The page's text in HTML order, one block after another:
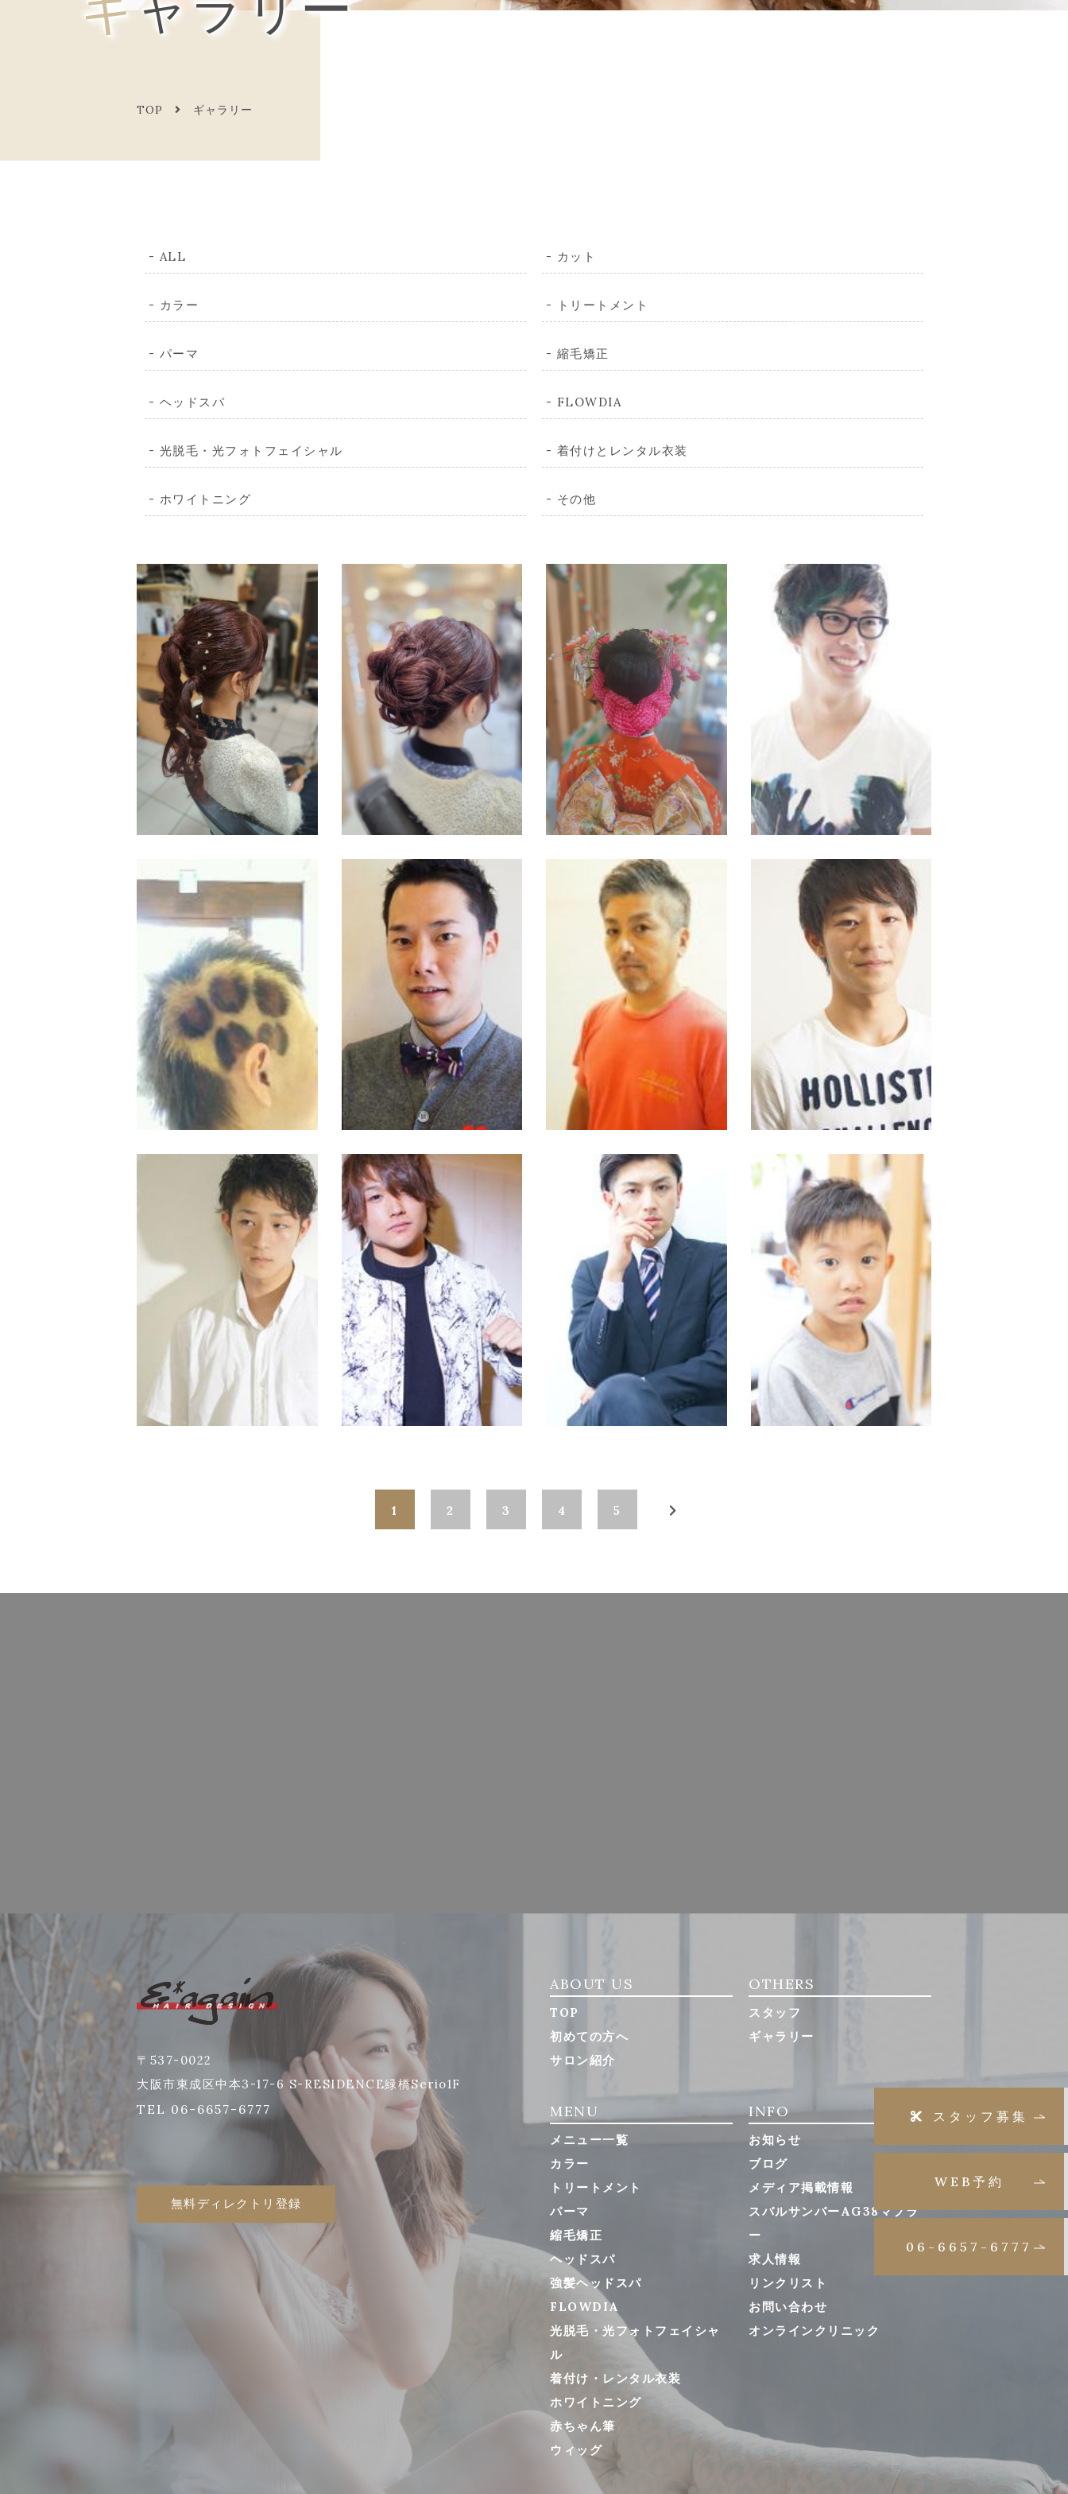
スタッフ募集
WEB予約
06-6657-6777
TOP ギャラリー
ALL カット
カラー トリートメント
パーマ 縮毛矯正
ヘッドスパ FLOWDIA
光脱毛・光フォトフェイシャル 着付けとレンタル衣装
ホワイトニング その他
1 2 3 4 5
〒537-0022
大阪市東成区中本3-17-6 S-RESIDENCE緑橋Serio1F
TEL 06-6657-6777
無料ディレクトリ登録
ABOUT US
TOP
初めての方へ
サロン紹介
MENU
メニュー一覧
カラー
トリートメント
パーマ
縮毛矯正
ヘッドスパ
強髪ヘッドスパ
FLOWDIA
光脱毛・光フォトフェイシャ
ル
着付け・レンタル衣装
ホワイトニング
赤ちゃん筆
ウィッグ
OTHERS
スタッフ
ギャラリー
INFO
お知らせ
ブログ
メディア掲載情報
スバルサンバーAG38マフラ
ー
求人情報
リンクリスト
お問い合わせ
オンラインクリニック